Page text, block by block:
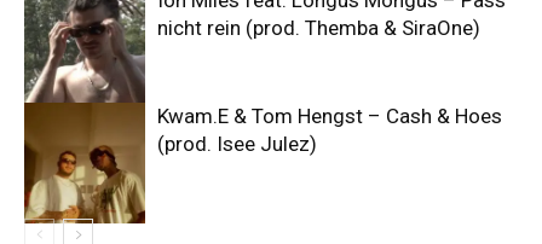
nicht rein (prod. Themba & SiraOne)
Kwam.E & Tom Hengst – Cash & Hoes
(prod. Isee Julez)